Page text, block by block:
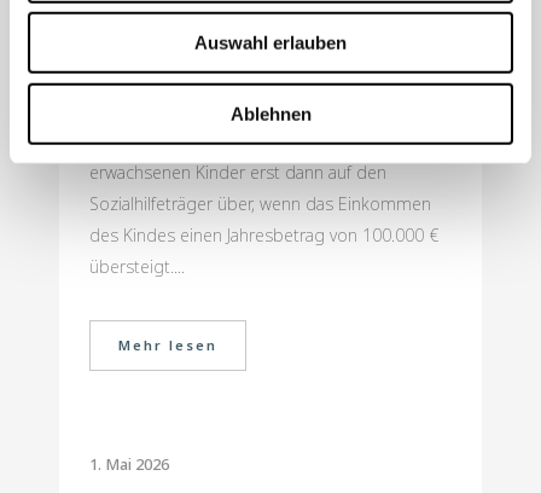
Auswahl erlauben
Ablehnen
Ein Unterhaltsrückgriff durch den
Sozialhilfeträger auf ein erwachsenes Kind,
dessen Eltern vom Sozialamt Leistungen
erhalten, ist beschränkt. So geht ein möglicher
Unterhaltsanspruch der Eltern gegen ihre
erwachsenen Kinder erst dann auf den
Sozialhilfeträger über, wenn das Einkommen
des Kindes einen Jahresbetrag von 100.000 €
übersteigt....
Mehr lesen
1. Mai 2026